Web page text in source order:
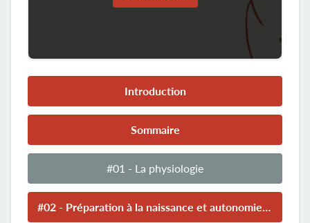
Introduction
Sommaire
#01 - La physiologie